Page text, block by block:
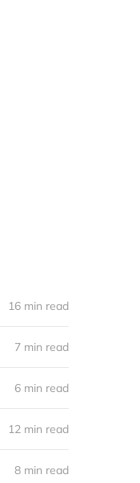
16 min read
7 min read
6 min read
12 min read
8 min read